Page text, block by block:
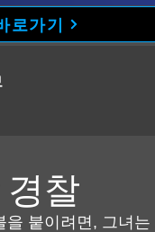
로가기
찰
을 붙이려면, 그녀는